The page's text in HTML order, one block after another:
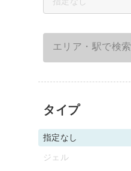
エリア・駅で検索
タイプ
指定なし
ジェル